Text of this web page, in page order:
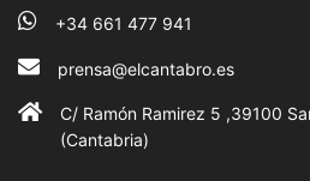
+34 661 477 941
prensa@elcantabro.es
C/ Ramón Ramirez 5 ,39100
(Cantabria)